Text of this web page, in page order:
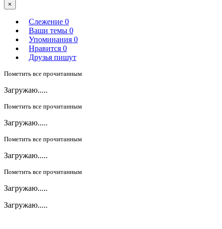
×
Слежение 0
Ваши темы 0
Упоминания 0
Нравится 0
Друзья пишут
Пометить все прочитанным
Загружаю.....
Пометить все прочитанным
Загружаю.....
Пометить все прочитанным
Загружаю.....
Пометить все прочитанным
Загружаю.....
Загружаю.....